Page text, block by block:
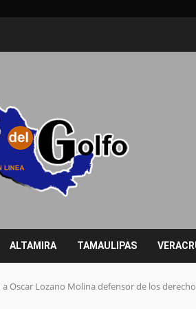
ALTAMIRA TAMAULIPAS
Oscar Lozano Molina defensor de los